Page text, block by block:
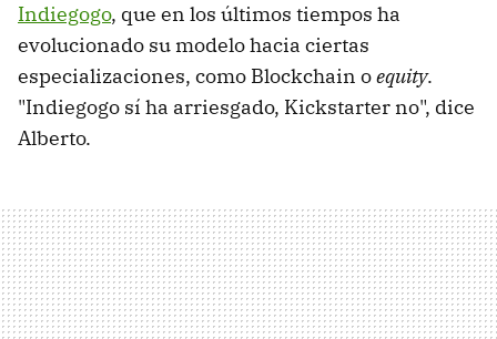
Indiegogo, que en los últimos tiempos ha
evolucionado su modelo hacia ciertas
especializaciones, como Blockchain oequity.
"Indiegogo sí ha arriesgado, Kickstarter no", dice
Alberto.